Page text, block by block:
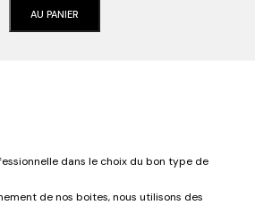
AU PANIER
dans le choix du bon type de
de nos boites, nous utilisons des